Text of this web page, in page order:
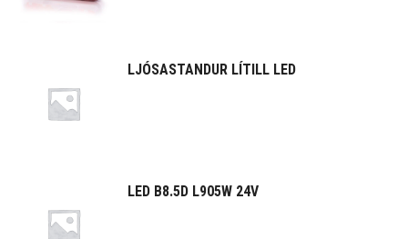
LJÓSASTANDUR LÍTILL LED
LED B8.5D L905W 24V